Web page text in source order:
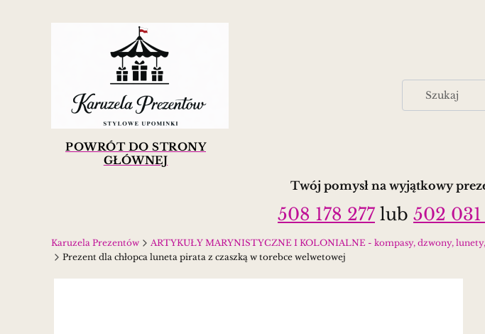
POWRÓT DO STRONY
GŁÓWNEJ
Twój pomysł na wyjątkowy
508 178 277 lub 502
Karuzela Prezentów ARTYKUŁY MARYNISTYCZNE I KOLONIALNE - kompasy, dzwony,
Prezent dla chłopca luneta pirata z czaszką w torebce welwetowej